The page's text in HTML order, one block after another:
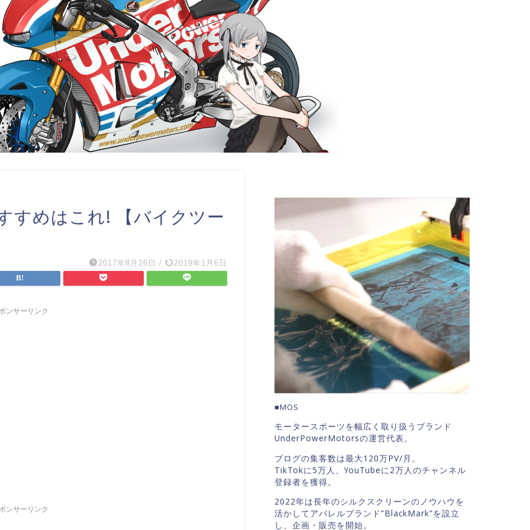
すめはこれ! 【バイクツー
2017年8月26日 / 2019年1月6日
ンサーリンク
ンサーリンク
■MOS
モータースポーツを幅広く取り扱うブランド
UnderPowerMotorsの運営代表。
ブログの集客数は最大120万PV/月。
TikTokに5万人、YouTubeに2万人のチャンネル
登録者を獲得。
2022年は長年のシルクスクリーンのノウハウを
活かしてアパレルブランド”BlackMark”を設立
し、企画・販売を開始。